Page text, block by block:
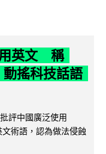
用英文 稱
搖科技話語
評中國廣泛使用
術語，認為做法侵蝕